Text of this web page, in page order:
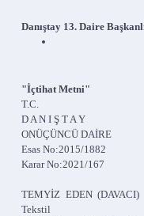
Danıştay 13. Daire
"İçtihat Metni"
T.C.
D A N I Ş T A Y
ONÜÇÜNCÜ DAİRE
Esas No:2015/1882
Karar No:2021/167
TEMYİZ EDEN
Tekstil